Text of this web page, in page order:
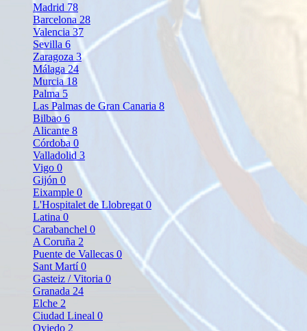
Madrid 78
Barcelona 28
Valencia 37
Sevilla 6
Zaragoza 3
Málaga24
Murcia18
Palma 5
Las Palmas de Gran Canaria 8
Bilbao 6
Alicante 8
Córdoba 0
Valladolid 3
Vigo 0
Gijón 0
Eixample 0
L'Hospitalet de Llobregat 0
Latina 0
Carabanchel 0
A Coruña 2
Puente de Vallecas 0
Sant Martí0
Gasteiz / Vitoria 0
Granada 24
Elche 2
Ciudad Lineal 0
Oviedo 2